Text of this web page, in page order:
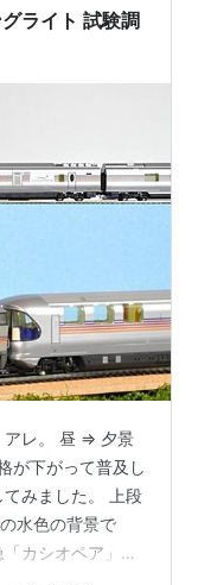
・ハミルトン ④
ライト 試験調
アレ。 昼 ⇒ 夕景
下がって普及し
みました。 上段
水色の背景で
カシオペア」。